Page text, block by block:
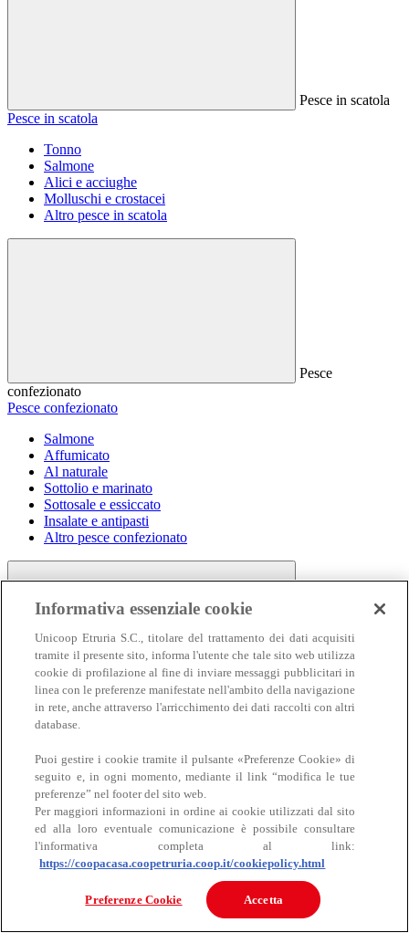
Pesce in scatola
Pesce in scatola
Tonno
Salmone
Alici e acciughe
Molluschi e crostacei
Altro pesce in scatola
Pesce
confezionato
Pesce confezionato
Salmone
Affumicato
Al naturale
Sottolio e marinato
Sottosale e essiccato
Insalate e antipasti
Altro pesce confezionato
Carne
Carne
Bovino
Informativa essenziale cookie
Unicoop Etruria S.C., titolare del trattamento dei dati acquisiti
tramite il presente sito, informa l'utente che tale sito web utilizza
cookie di profilazione al fine di inviare messaggi pubblicitari in
linea con le preferenze manifestate nell'ambito della navigazione
in rete, anche attraverso l'arricchimento dei dati raccolti con altri
database.
Puoi gestire i cookie tramite il pulsante «Preferenze Cookie» di
seguito e, in ogni momento, mediante il link “modifica le tue
preferenze” nel footer del sito web.
Per maggiori informazioni in ordine ai cookie utilizzati dal sito
ed alla loro eventuale comunicazione è possibile consultare
l'informativa completa al link:
https://coopacasa.coopetruria.coop.it/cookiepolicy.html
Preferenze Cookie Accetta